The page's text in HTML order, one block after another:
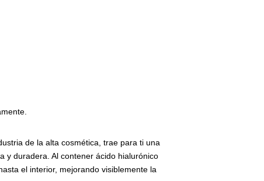
de la alta cosmética, trae para ti una
y duradera. Al contener ácido hialurónico
el interior, mejorando visiblemente la